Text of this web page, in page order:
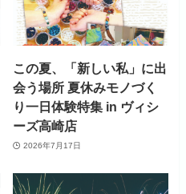
この夏、「新しい私」に出
会う場所 夏休みモノづく
り一日体験特集 in ヴィシ
ーズ高崎店
2026年7月17日